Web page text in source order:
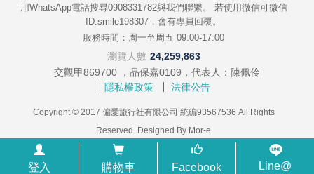
用WhatsApp電話搜尋0908331782與我們聯繫。 若使用微信可微信
ID:smile198307，會有專員回覆。
服務時間：周一至周五 09:00-17:00
瀏覽人數 24,259,863
交觀甲869700 ，品保嘉0109，代表人：陳佩伶
隱私權政策
法律公告
Copyright © 2017 偏愛旅行社有限公司 統編93567536 All Rights
Reserved. Designed By Mor-e
登入 購物車 Facebook Line@